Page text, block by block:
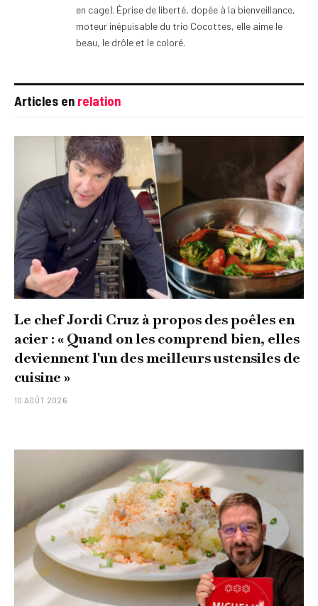
en cage). Éprise de liberté, dopée à la bienveillance,
moteur inépuisable du trio Cocottes, elle aime le
beau, le drôle et le coloré.
Articles en relation
Le chef Jordi Cruz à propos des poêles en
acier : « Quand on les comprend bien, elles
deviennent l'un des meilleurs ustensiles de
cuisine »
10 AOÛT 2026